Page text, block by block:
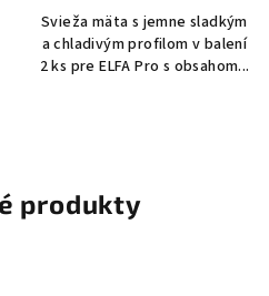
Svieža mäta s jemne sladkým
a chladivým profilom v balení
2 ks pre ELFA Pro s obsahom...
produkty